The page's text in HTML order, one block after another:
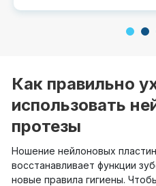
Как правильно
использовать
протезы
Ношение нейлоновых
восстанавливает функции
новые правила гигиены.